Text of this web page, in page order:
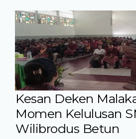
Kesan Deken
Momen Kelulusan
Wilibrodus Betun